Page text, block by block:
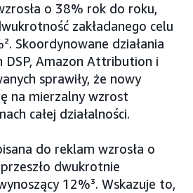
o 38% rok do roku,
zakładanego celu
Skoordynowane działania
DSP, Amazon Attribution i
sprawiły, że nowy
na mierzalny wzrost
całej działalności.
do reklam wzrosła o
dwukrotnie
12%³. Wskazuje to,